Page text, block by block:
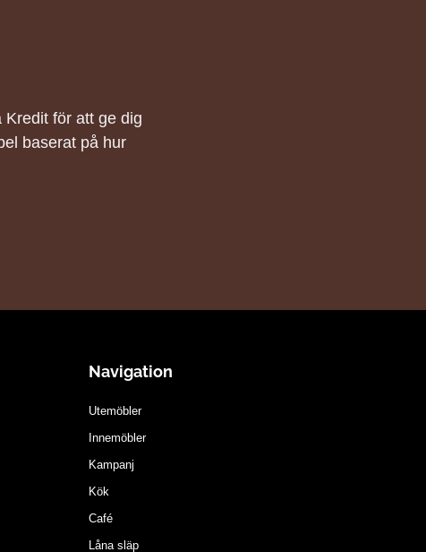
för att ge dig
baserat på hur
Navigation
Utemöbler
Innemöbler
Kampanj
Kök
Café
Låna släp